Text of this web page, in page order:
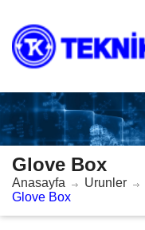
Glove Box
Anasayfa Urunler
Glove Box